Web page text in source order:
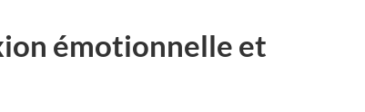
émotionnelle et